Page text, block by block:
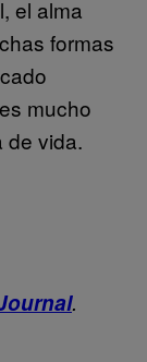
el alma
formas
mucho
de vida.
.